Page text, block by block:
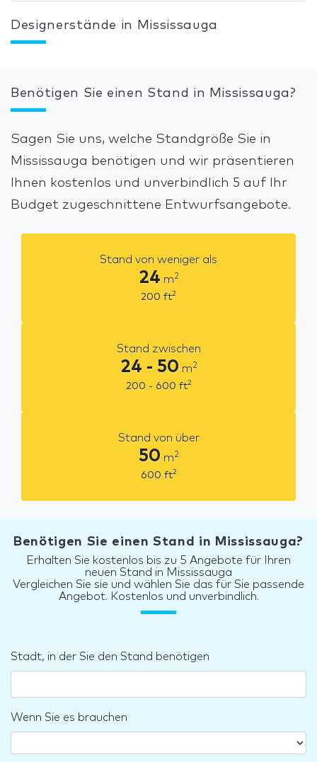
Designerstände in Mississauga
Benötigen Sie einen Stand in Mississauga?
Sagen Sie uns, welche Standgröße Sie in
Mississauga benötigen und wir präsentieren
Ihnen kostenlos und unverbindlich 5 auf Ihr
Budget zugeschnittene Entwurfsangebote.
Stand von weniger als
24 m2
200 ft2
Stand zwischen
24 - 50 m2
200 - 600 ft2
Stand von über
50 m2
600 ft2
Benötigen Sie einen Stand in Mississauga?
Erhalten Sie kostenlos bis zu 5 Angebote für Ihren
neuen Stand in Mississauga
Vergleichen Sie sie und wählen Sie das für Sie passende
Angebot. Kostenlos und unverbindlich.
Stadt, in der Sie den Stand benötigen
Wenn Sie es brauchen